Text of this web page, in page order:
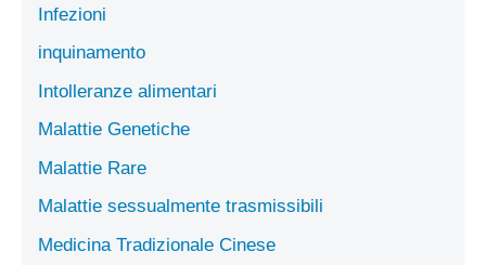
Infezioni
inquinamento
Intolleranze alimentari
Malattie Genetiche
Malattie Rare
Malattie sessualmente trasmissibili
Medicina Tradizionale Cinese